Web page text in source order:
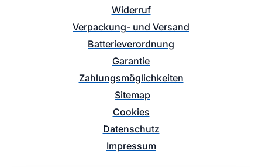
Widerruf
Verpackung- und Versand
Batterieverordnung
Garantie
Zahlungsmöglichkeiten
Sitemap
Cookies
Datenschutz
Impressum